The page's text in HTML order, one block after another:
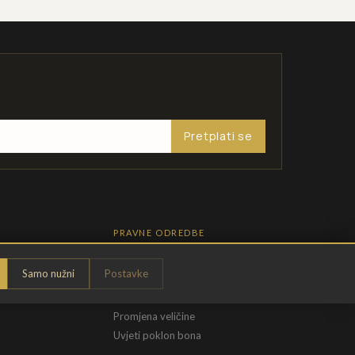
Samo nužni Postavke
Pretplati se
PRAVNE ODREDBE
Pravila privatnosti
Opći uvjeti
Promjena veličine
Uvjeti poklon bona